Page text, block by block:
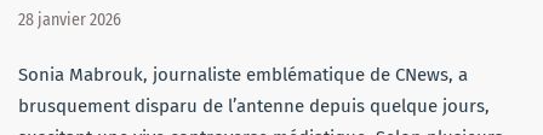
28 janvier 2026
Sonia Mabrouk, journaliste emblématique de CNews, a
brusquement disparu de l’antenne depuis quelque jours,